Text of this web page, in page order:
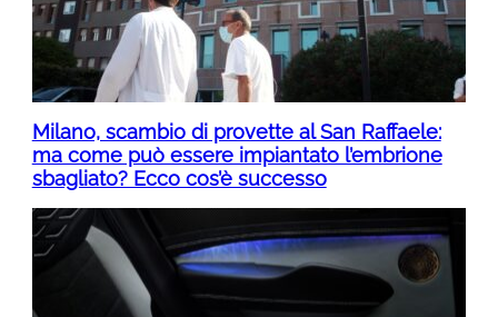
Milano, scambio di provette al San Raffaele:
ma come può essere impiantato l’embrione
sbagliato? Ecco cos’è successo